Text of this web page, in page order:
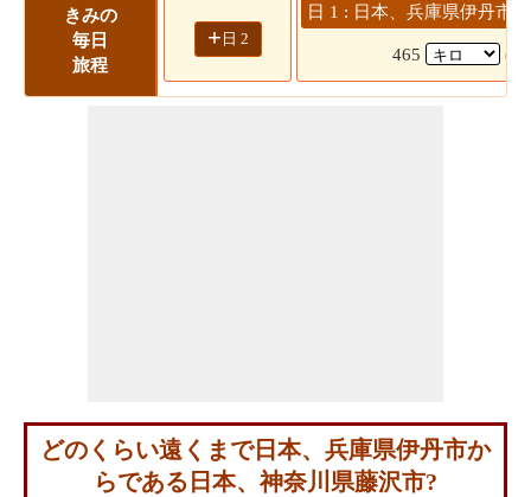
きみの
毎日
旅程
+ 日 2
日 1 : 日本、兵庫県伊丹市
465 (5
どのくらい遠くまで日本、兵庫県伊丹市か
らである日本、神奈川県藤沢市?